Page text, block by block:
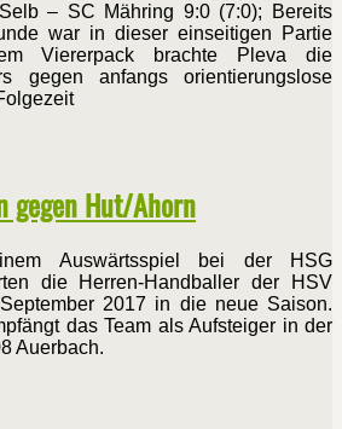
– SC Mähring 9:0 (7:0); Bereits
war in dieser einseitigen Partie
Viererpack brachte Pleva die
gegen anfangs orientierungslose
gegen Hut/Ahorn
Auswärtsspiel bei der HSG
die Herren-Handballer der HSV
2017 in die neue Saison.
das Team als Aufsteiger in der
Auerbach.